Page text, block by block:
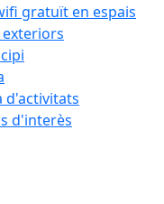
gratuït en espais
d'activitats
d'interès